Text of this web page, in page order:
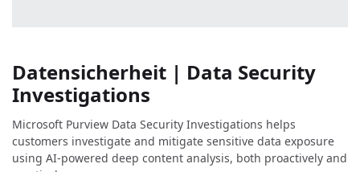
Datensicherheit | Data Security
Investigations
Microsoft Purview Data Security Investigations helps
customers investigate and mitigate sensitive data exposure
using AI-powered deep content analysis, both proactively and